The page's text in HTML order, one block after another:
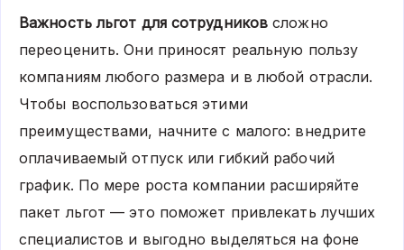
Важность льгот для сотрудников сложно
переоценить. Они приносят реальную пользу
компаниям любого размера и в любой отрасли.
Чтобы воспользоваться этими
преимуществами, начните с малого: внедрите
оплачиваемый отпуск или гибкий рабочий
график. По мере роста компании расширяйте
пакет льгот — это поможет привлекать лучших
специалистов и выгодно выделяться на фоне